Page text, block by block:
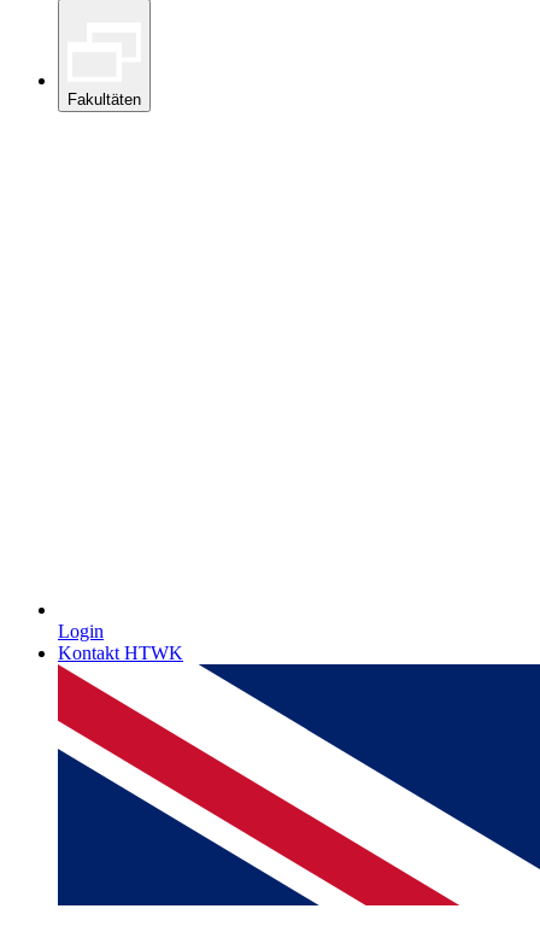
Fakultäten
Login
Kontakt HTWK